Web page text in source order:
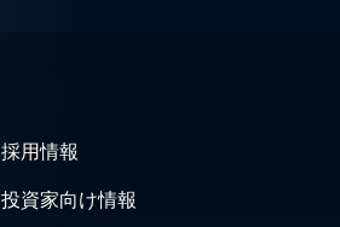
採用情報
投資家向け情報